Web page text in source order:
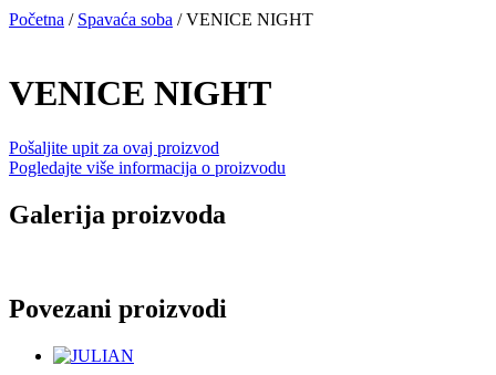
Početna / Spavaća soba / VENICE NIGHT
VENICE NIGHT
Pošaljite upit za ovaj proizvod
Pogledajte više informacija o proizvodu
Galerija proizvoda
Povezani proizvodi